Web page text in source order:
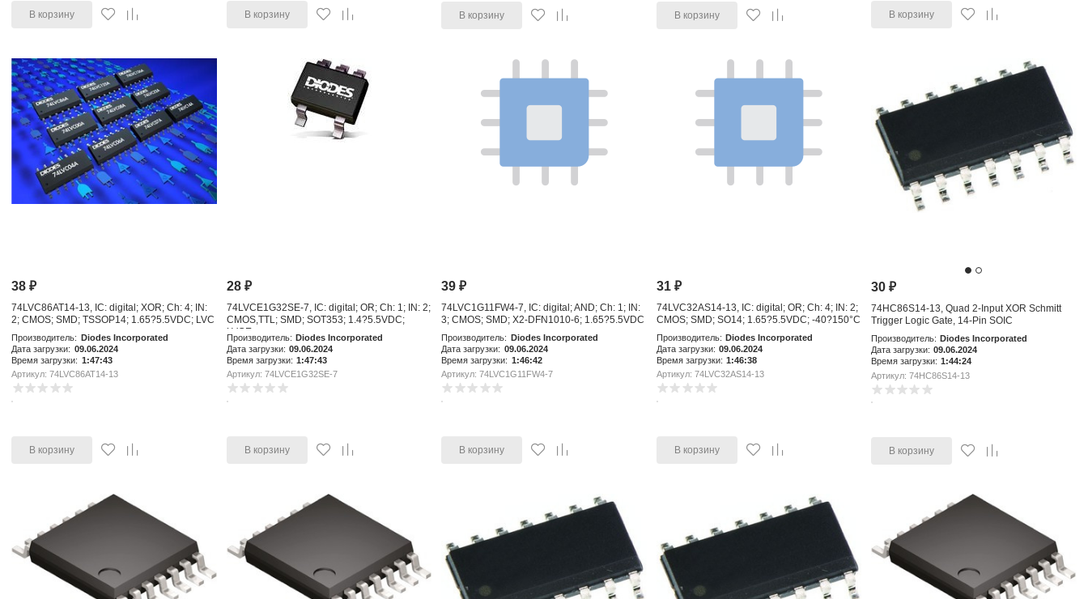
В корзину В корзину В корзину В корзину В корзину
38₽
74LVC86AT14-13, IC: digital; XOR; Ch: 4; IN:
2; CMOS; SMD; TSSOP14; 1.65?5.5VDC; LVC
Производитель: Diodes Incorporated
Дата загрузки: 09.06.2024
Время загрузки: 1:47:43
Артикул: 74LVC86AT14-13
В корзину
28 ₽
74LVCE1G32SE-7, IC: digital; OR; Ch: 1; IN: 2;
CMOS,TTL; SMD; SOT353; 1.4?5.5VDC;
LVCE
Производитель: Diodes Incorporated
Дата загрузки: 09.06.2024
Время загрузки: 1:47:43
Артикул: 74LVCE1G32SE-7
В корзину
39₽
74LVC1G11FW4-7, IC: digital; AND; Ch: 1; IN:
3; CMOS; SMD; X2-DFN1010-6; 1.65?5.5VDC
Производитель: Diodes Incorporated
Дата загрузки: 09.06.2024
Время загрузки: 1:46:42
Артикул: 74LVC1G11FW4-7
В корзину
31 ₽
74LVC32AS14-13, IC: digital; OR; Ch: 4; IN: 2;
CMOS; SMD; SO14; 1.65?5.5VDC; -40?150°C
Производитель: Diodes Incorporated
Дата загрузки: 09.06.2024
Время загрузки: 1:46:38
Артикул: 74LVC32AS14-13
В корзину
30₽
74HC86S14-13, Quad 2-Input XOR Schmitt
Trigger Logic Gate, 14-Pin SOIC
Производитель: Diodes Incorporated
Дата загрузки: 09.06.2024
Время загрузки: 1:44:24
Артикул: 74HC86S14-13
В корзину